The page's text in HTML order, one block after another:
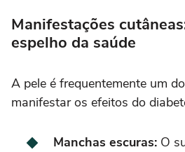
Manifestações
espelho da saúde
A pele é frequentemente um
manifestar os efeitos do
Manchas escuras: O